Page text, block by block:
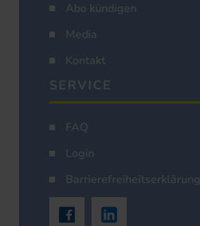
Abo kündigen
Media
Kontakt
SERVICE
FAQ
Login
Barrierefreiheitserklärung